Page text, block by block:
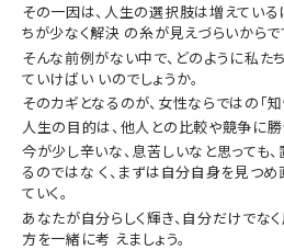
その一因は、人生の選択肢は増えてい
ちが少なく解決 の糸が見えづらいからで
そんな前例がない中で、どのように私た
ていけばい いのでしょうか。
そのカギとなるのが、女性ならではの「
人生の目的は、他人との比較や競争に勝
今が少し辛いな、息苦しいなと思っても
るのではな く、まずは自分自身を見つ
ていく。
あなたが自分らしく輝き、自分だけでな
方を一緒に考 えましょう。